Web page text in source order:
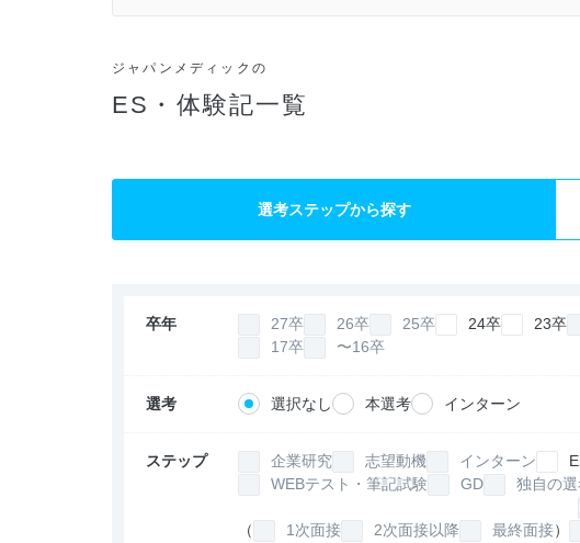
ジャパンメディックの
ES・体験記一覧
選考ステップから探す
卒年 27卒 26卒 25卒 24卒 23卒
17卒
〜16卒
選考 選択なし 本選考 インターン
ステップ 企業研究 志望動機 インターン
WEBテスト・筆記試験
GD 独自の
（
1次面接 2次面接以降 最終面接）